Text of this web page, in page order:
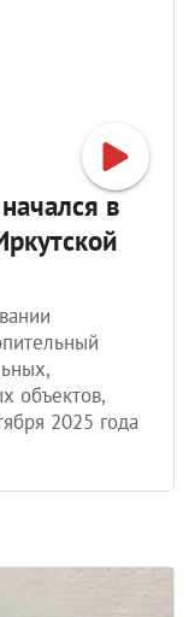
в
объектов,
2025 года